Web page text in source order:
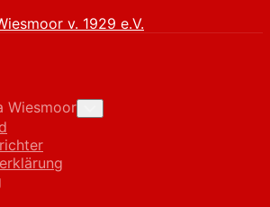
Wiesmoor
Child